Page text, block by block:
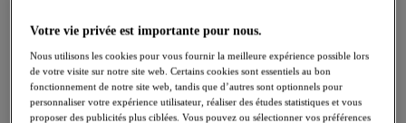
Partager
Votre vie privée est importante pour nous.
Nous utilisons les cookies pour vous fournir la meilleure expérience possible lors
de votre visite sur notre site web. Certains cookies sont essentiels au bon
fonctionnement de notre site web, tandis que d’autres sont optionnels pour
personnaliser votre expérience utilisateur, réaliser des études statistiques et vous
proposer des publicités plus ciblées. Vous pouvez ou sélectionner vos préférences